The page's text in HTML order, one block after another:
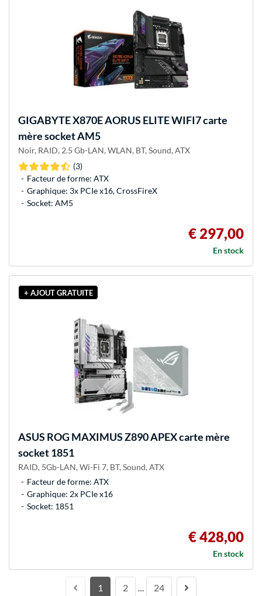
GIGABYTEX870E AORUS ELITE WIFI7 carte
mère socket AM5
Noir, RAID, 2.5 Gb-LAN, WLAN, BT, Sound, ATX
(3)
Facteur de forme: ATX
Graphique: 3x PCIe x16, CrossFireX
Socket: AM5
€ 297,00
En stock
+ AJOUT GRATUITE
ASUS ROG MAXIMUS Z890 APEX carte mère
socket 1851
RAID, 5Gb-LAN, Wi-Fi 7, BT, Sound, ATX
Facteur de forme: ATX
Graphique: 2x PCIe x16
Socket: 1851
€ 428,00
En stock
1 2 … 24